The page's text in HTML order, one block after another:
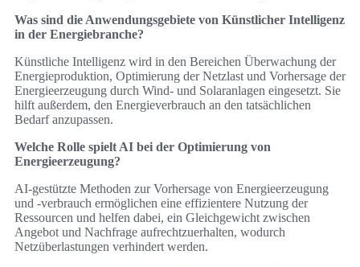
Was sind die Anwendungsgebiete von Künstlicher Intelligenz
in der Energiebranche?
Künstliche Intelligenz wird in den Bereichen Überwachung der
Energieproduktion, Optimierung der Netzlast und Vorhersage der
Energieerzeugung durch Wind- und Solaranlagen eingesetzt. Sie
hilft außerdem, den Energieverbrauch an den tatsächlichen
Bedarf anzupassen.
Welche Rolle spielt AI bei der Optimierung von
Energieerzeugung?
AI-gestützte Methoden zur Vorhersage von Energieerzeugung
und -verbrauch ermöglichen eine effizientere Nutzung der
Ressourcen und helfen dabei, ein Gleichgewicht zwischen
Angebot und Nachfrage aufrechtzuerhalten, wodurch
Netzüberlastungen verhindert werden.